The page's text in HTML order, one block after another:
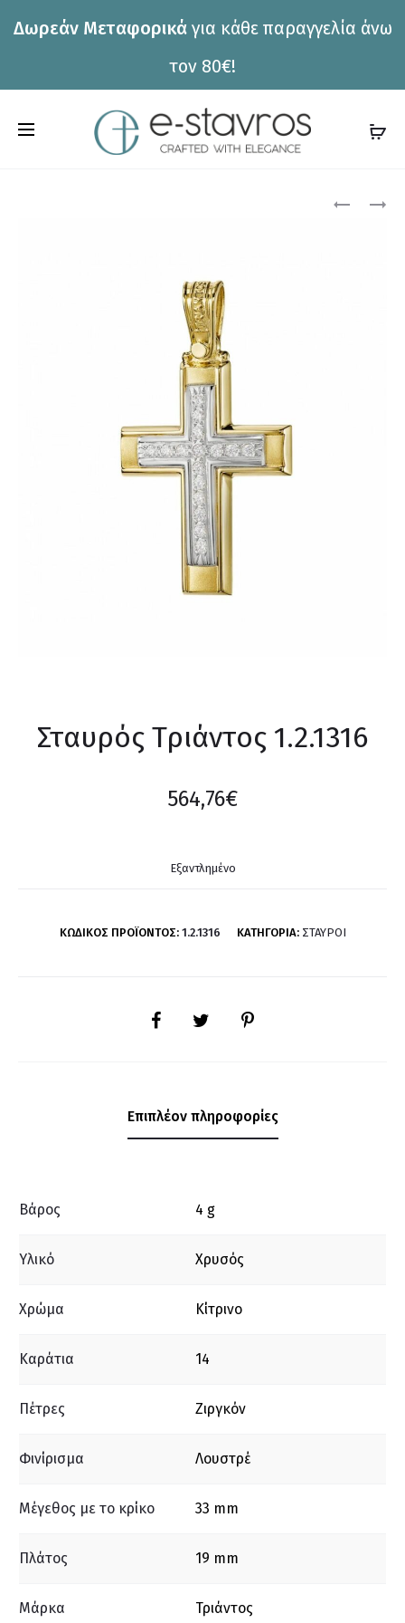
Δωρεάν Μεταφορικάγια κάθε παραγγελία άνω
τον 80€!
Σταυρός Τριάντος 1.2.1316
564,76€
Εξαντλημένο
ΚΩΔΙΚΌΣ ΠΡΟΪΌΝΤΟΣ: 1.2.1316 ΚΑΤΗΓΟΡΊΑ: ΣΤΑΥΡΟΊ
SHARE
Επιπλέον πληροφορίες
Βάρος 4 g
Υλικό Χρυσός
Χρώμα Κίτρινο
Καράτια 14
Πέτρες Ζιργκόν
Φινίρισμα Λουστρέ
Μέγεθος με το κρίκο 33 mm
Πλάτος 19 mm
Μάρκα Τριάντος